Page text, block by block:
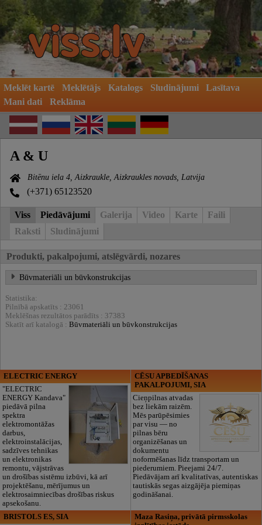
Meklēt kartē Meklētājs Katalogs Sludinājumi
Lasītava
Mani dati
Reklāma
A & U
Bitēnu iela 4, Aizkraukle, Aizkraukles novads, Latvija
(+371) 65123520
Viss Piedāvājumi Galerija Video Karte
Faili
Raksti
Sludinājumi
Produkti, pakalpojumi, atslēgvārdi, nozares
Būvmateriāli un būvkonstrukcijas
Statistika:
Pilnībā apskatīts : 23061
Meklēšnas rezultātos parādīts : 37383
Skatīt arī katalogā : Būvmateriāli un būvkonstrukcijas
ELECTRIC ENERGY
"ELECTRIC
ENERGY Kandava"
piedāvā pilna
spektra
elektromontāžas
darbus,
elektroinstalācijas,
sadzīves tehnikas
un elektronikas
remontu, vājstrāvas
un drošības sistēmu izbūvi, kā arī
projektēšanu, mērījumus un
elektrosaimniecības drošības riskus
apsekošanu.
CĒSU APBEDĪŠANAS
PAKALPOJUMI, SIA
Cieņpilnas atvadas
bez liekām raizēm.
Mēs parūpēsimies
par visu — no
pilnas bēru
organizēšanas un
dokumentu
noformēšanas līdz transportam un
piederumiem. Pieejami 24/7.
Piedāvājam arī kvalitatīvas, autentiskas
tautiskās segas aizgājēja piemiņas
godināšanai.
BRISTOLS ES, SIA
Maza Rasiņa, privātā pirmsskolas